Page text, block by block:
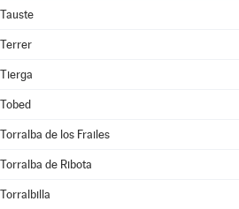
Tauste
Terrer
Tierga
Tobed
Torralba de los Frailes
Torralba de Ribota
Torralbilla